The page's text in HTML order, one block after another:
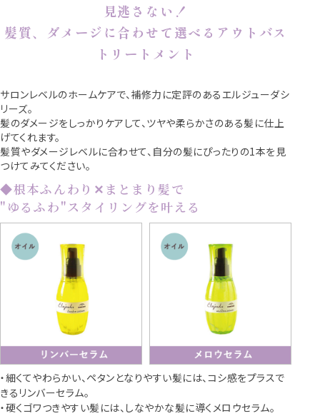
見逃さない！
髪質、ダメージに合わせて選べるアウトバス
トリートメント
サロンレベルのホームケアで、補修力に定評のあるエルジューダシ
リーズ。
髪のダメージをしっかりケアして、ツヤや柔らかさのある髪に仕上
げてくれます。
髪質やダメージレベルに合わせて、自分の髪にぴったりの1本を見
つけてみてください。
◆根本ふんわり✕まとまり髪で
"ゆるふわ"スタイリングを叶える
・細くてやわらかい、ペタンとなりやすい髪には、コシ感をプラスで
きるリンバーセラム。
・硬くゴワつきやすい髪には、しなやかな髪に導くメロウセラム。